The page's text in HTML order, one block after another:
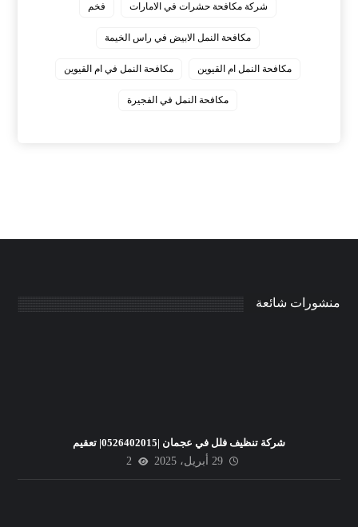
شركة مكافحة حشرات في الامارات فخم
مكافحة النمل الابيض في راس الخيمة
مكافحة النمل ام القيوين مكافحة النمل في ام القيوين
‏مكافحة النمل في الفجيرة
منشورات شائعة
شركة تنظيف فلل في عجمان |0526402015| تعقيم
29 أبريل، 2025
2